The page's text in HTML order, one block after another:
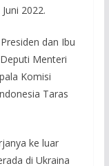
2022.
dan Ibu
Menteri
Komisi
Taras
ke luar
di Ukraina